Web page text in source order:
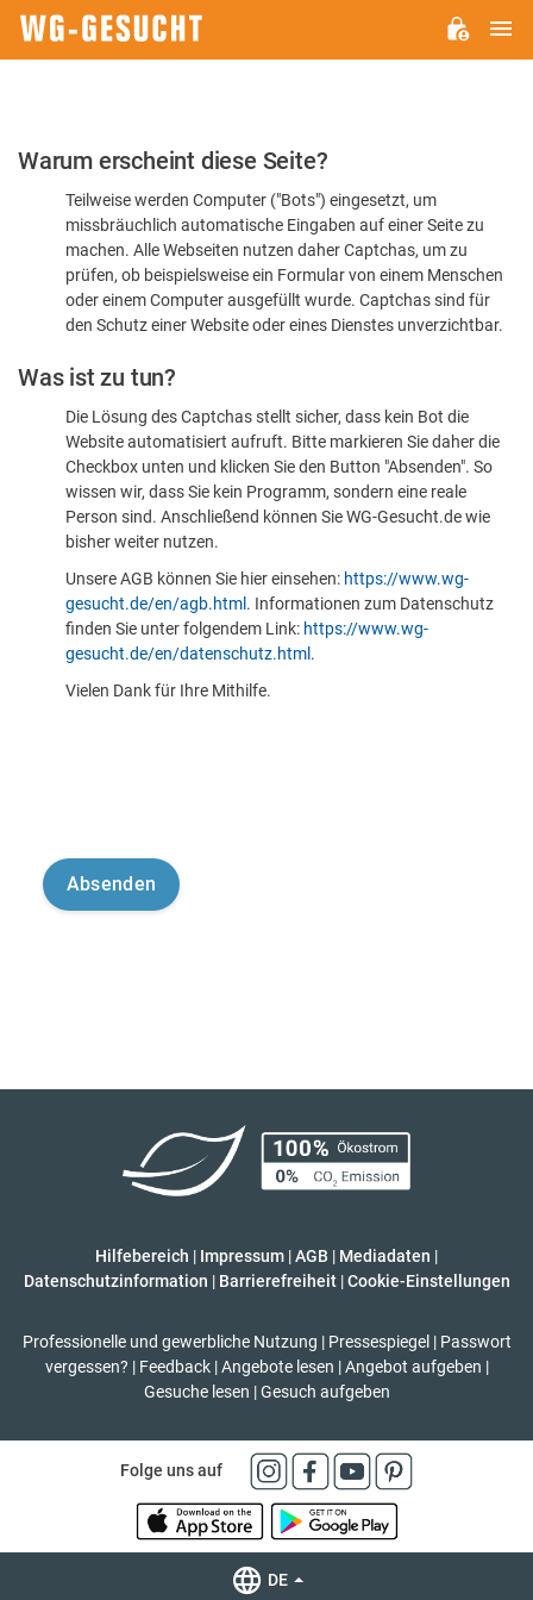
Bitte
dass
sind
Warum erscheint diese Seite?
Teilweise werden Computer ("Bots") eingesetzt, um
missbräuchlich automatische Eingaben auf einer Seite zu
machen. Alle Webseiten nutzen daher Captchas, um zu
prüfen, ob beispielsweise ein Formular von einem Menschen
oder einem Computer ausgefüllt wurde. Captchas sind für
den Schutz einer Website oder eines Dienstes unverzichtbar.
Was ist zu tun?
Die Lösung des Captchas stellt sicher, dass kein Bot die
Website automatisiert aufruft. Bitte markieren Sie daher die
Checkbox unten und klicken Sie den Button "Absenden". So
wissen wir, dass Sie kein Programm, sondern eine reale
Person sind. Anschließend können Sie WG-Gesucht.de wie
bisher weiter nutzen.
Unsere AGB können Sie hier einsehen: https://www.wg-
gesucht.de/en/agb.html . Informationen zum Datenschutz
finden Sie unter folgendem Link: https://www.wg-
gesucht.de/en/datenschutz.html .
Vielen Dank für Ihre Mithilfe.
Hilfebereich | Impressum |AGB | Mediadaten |
Datenschutzinformation | Barrierefreiheit | Cookie-Einstellungen
Professionelle und gewerbliche Nutzung | Pressespiegel | Passwort
vergessen? | Feedback | Angebote lesen | Angebot aufgeben |
Gesuche lesen | Gesuch aufgeben
Folge uns auf
DE